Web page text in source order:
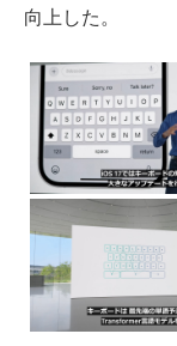
向上した。